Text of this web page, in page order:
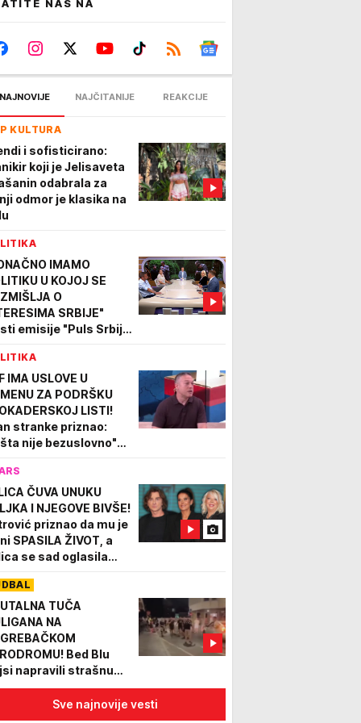
NAS NA
NAJNOVIJE NAJČITANIJE REAKCIJE
KULTURA
i sofisticirano:
koji je Jelisaveta
odabrala za
odmor je klasika na
IMAMO
U KOJOJ SE
O
SRBIJE"
emisije "Puls Srbije
Beogradu:
se nova vrata"
IMA USLOVE U
ZA PODRŠKU
LISTI!
stranke priznao:
nije bezuslovno"
ČUVA UNUKU
I NJEGOVE BIVŠE!
priznao da mu je
SPASILA ŽIVOT, a
se sad oglasila
TUČA
NA
Bed Blu
napravili strašnu
navijači padali
automobilima! (VIDEO)
Sve najnovije vesti